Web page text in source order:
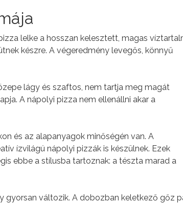
lelke a hosszan kelesztett, magas
készre. A végeredmény levegős, könnyű
lágy és szaftos, nem tartja meg magát
A nápolyi pizza nem ellenállni akar a
és az alapanyagok minőségén van. A
ízvilágú nápolyi pizzák is készülnek. Ezek
ebbe a stílusba tartoznak: a tészta marad a
gyorsan változik. A dobozban keletkező gőz